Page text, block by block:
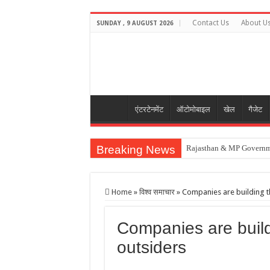
SUNDAY , 9 AUGUST 2026 Contact Us About
एंटरटेनमेंट ऑटोमोबाइल खेल गैजेट
Breaking News Rajasthan & MP
US H-1B Visa Job Loss
मृणाल ने क्रिकेटर यशस्वी संग
Home » विश्व समाचार » Companies are building
Companies are
outsiders